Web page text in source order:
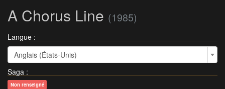
A Chorus Line (1985)
Langue :
Anglais (États-Unis)
Saga :
Non renseigné